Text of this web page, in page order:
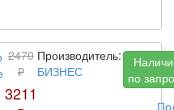
2470
₽
3211
Производитель:
БИЗНЕС
по